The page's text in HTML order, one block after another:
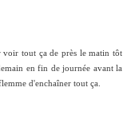
tout ça de près le matin tôt
en fin de journée avant la
d'enchaîner tout ça.